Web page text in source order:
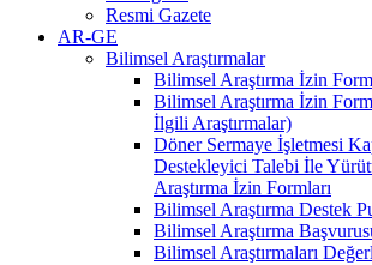
Resmi Gazete
AR-GE
Bilimsel Araştırmalar
Bilimsel Araştırma İzin
Bilimsel Araştırma İzin
İlgili Araştırmalar)
Döner Sermaye İşletmesi
Destekleyici Talebi İle
Araştırma İzin Formları
Bilimsel Araştırma Destek
Bilimsel Araştırma
Bilimsel Araştırmaları